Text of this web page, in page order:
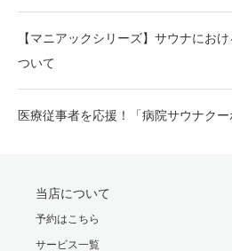
【マニアックシリーズ】サウナにお
ついて
医療従事者を応援！「病院サウナク
当店について
予約はこちら
サービス一覧